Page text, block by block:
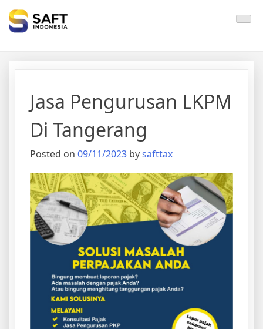
Solisi Perjakan Anda
Jasa Pengurusan LKPM
Di Tangerang
Posted on 09/11/2023 bysafttax